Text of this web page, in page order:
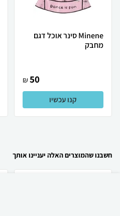
Minene סינר אוכל דגם
מחבק
50
₪
קנו עכשיו
חשבנו שהמוצרים האלה יעניינו אותך